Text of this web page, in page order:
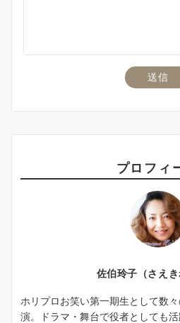
プロフィ
佐伯玲子（さえき
ホリプロお笑い第一期生として数
演。ドラマ・舞台で役者としても